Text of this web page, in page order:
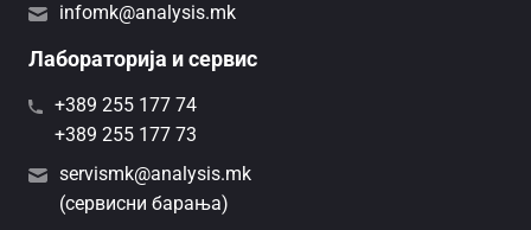
infomk@analysis.mk
Лабораторија и сервис
+389 255 177 74
+389 255 177 73
servismk@analysis.mk
(сервисни барања)